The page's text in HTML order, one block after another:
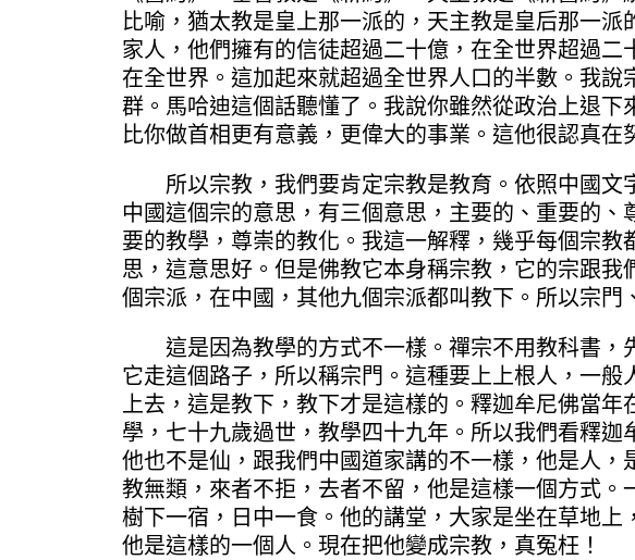
比喻，猶太教是皇上那一派的，天主教是皇后那一
家人，他們擁有的信徒超過二十億，在全世界超過
在全世界。這加起來就超過全世界人口的半數。我
群。馬哈迪這個話聽懂了。我說你雖然從政治上退
比你做首相更有意義，更偉大的事業。這他很認真在
所以宗教，我們要肯定宗教是教育。依照中國文
中國這個宗的意思，有三個意思，主要的、重要的
要的教學，尊崇的教化。我這一解釋，幾乎每個宗
思，這意思好。但是佛教它本身稱宗教，它的宗跟
個宗派，在中國，其他九個宗派都叫教下。所以宗門
這是因為教學的方式不一樣。禪宗不用教科書，
它走這個路子，所以稱宗門。這種要上上根人，一
上去，這是教下，教下才是這樣的。釋迦牟尼佛當
學，七十九歲過世，教學四十九年。所以我們看釋
他也不是仙，跟我們中國道家講的不一樣，他是人
教無類，來者不拒，去者不留，他是這樣一個方式
樹下一宿，日中一食。他的講堂，大家是坐在草地
他是這樣的一個人。現在把他變成宗教，真冤枉！